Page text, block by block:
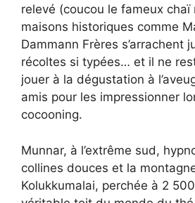
relevé (coucou le fameux chaï
maisons historiques comme
Dammann Frères s’arrachent
récoltes si typées… et il ne
jouer à la dégustation à
amis pour les impressionner
cocooning.
Munnar, à l’extrême sud,
collines douces et la
Kolukkumalai, perchée à 2